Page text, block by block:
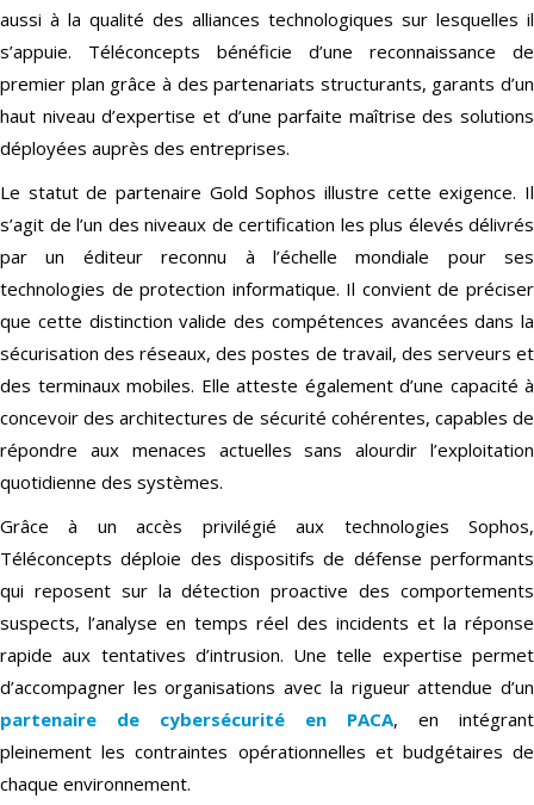
aussi à la qualité des alliances technologiques sur lesquelles il
s’appuie. Téléconcepts bénéficie d’une reconnaissance de
premier plan grâce à des partenariats structurants, garants d’un
haut niveau d’expertise et d’une parfaite maîtrise des solutions
déployées auprès des entreprises.
Le statut de partenaire Gold Sophos illustre cette exigence. Il
s’agit de l’un des niveaux de certification les plus élevés délivrés
par un éditeur reconnu à l’échelle mondiale pour ses
technologies de protection informatique. Il convient de préciser
que cette distinction valide des compétences avancées dans la
sécurisation des réseaux, des postes de travail, des serveurs et
des terminaux mobiles. Elle atteste également d’une capacité à
concevoir des architectures de sécurité cohérentes, capables de
répondre aux menaces actuelles sans alourdir l’exploitation
quotidienne des systèmes.
Grâce à un accès privilégié aux technologies Sophos,
Téléconcepts déploie des dispositifs de défense performants
qui reposent sur la détection proactive des comportements
suspects, l’analyse en temps réel des incidents et la réponse
rapide aux tentatives d’intrusion. Une telle expertise permet
d’accompagner les organisations avec la rigueur attendue d’un
partenaire de cybersécurité en PACA, en intégrant
pleinement les contraintes opérationnelles et budgétaires de
chaque environnement.